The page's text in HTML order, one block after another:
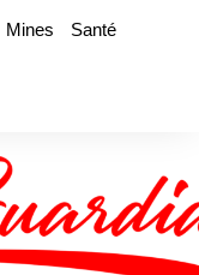
Mines
Santé